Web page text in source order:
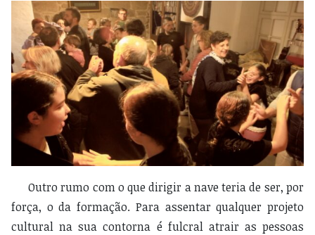
Outro rumo com o que dirigir a nave teria de ser, por
força, o da formação. Para assentar qualquer projeto
cultural na sua contorna é fulcral atrair as pessoas